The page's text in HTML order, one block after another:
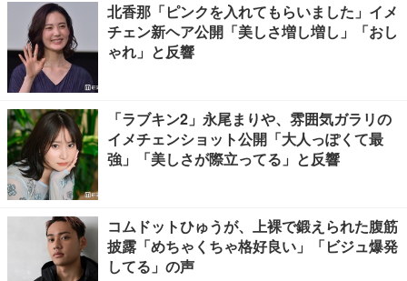
北香那「ピンクを入れてもらいました」イメ
チェン新ヘア公開「美しさ増し増し」「おし
ゃれ」と反響
「ラブキン2」永尾まりや、雰囲気ガラリの
イメチェンショット公開「大人っぽくて最
強」「美しさが際立ってる」と反響
コムドットひゅうが、上裸で鍛えられた腹筋
披露「めちゃくちゃ格好良い」「ビジュ爆発
してる」の声